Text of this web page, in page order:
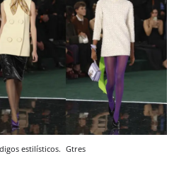
estilísticos. Gtres